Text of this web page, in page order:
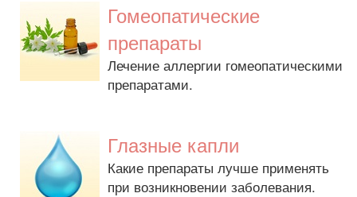
Гомеопатические
препараты
Лечение аллергии гомеопатическими
препаратами.
Глазные капли
Какие препараты лучше применять
при возникновении заболевания.